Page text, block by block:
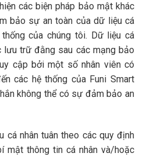
các biện pháp bảo mật khác
bảo sự an toàn của dữ liệu cá
của chúng tôi. Dữ liệu cá
lưu trữ đằng sau các mạng bảo
cập bởi một số nhân viên có
các hệ thống của Funi Smart
không thể có sự đảm bảo an
cá nhân tuân theo các quy định
mật thông tin cá nhân và/hoặc